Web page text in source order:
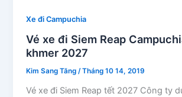
Xe đi Campuchia
Vé xe đi Siem Reap
khmer 2027
Kim Sang Tăng/Tháng 10 14, 2019
Vé xe đi Siem Reap tết 2027 Công ty